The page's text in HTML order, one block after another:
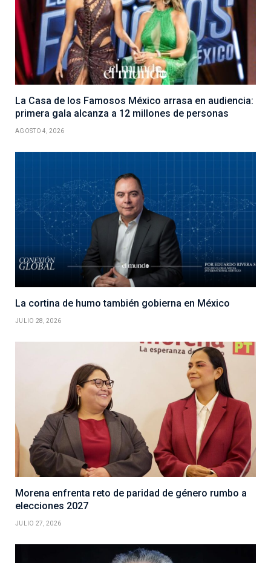
La Casa de los Famosos México arrasa en audiencia:
primera gala alcanza a 12 millones de personas
AGOSTO 4, 2026
La cortina de humo también gobierna en México
JULIO 28, 2026
Morena enfrenta reto de paridad de género rumbo a
elecciones 2027
JULIO 27, 2026